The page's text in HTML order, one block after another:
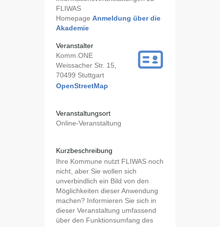
FLIWAS
Homepage Anmeldung über die
Akademie
Veranstalter
Komm.ONE
Weissacher Str. 15,
70499 Stuttgart
OpenStreetMap
Veranstaltungsort
Online-Veranstaltung
Kurzbeschreibung
Ihre Kommune nutzt FLIWAS noch
nicht, aber Sie wollen sich
unverbindlich ein Bild von den
Möglichkeiten dieser Anwendung
machen? Informieren Sie sich in
dieser Veranstaltung umfassend
über den Funktionsumfang des